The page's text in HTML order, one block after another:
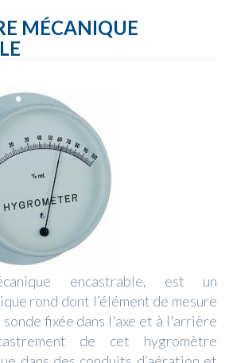
MÉCANIQUE
encastrable, est un
rond dont l’élément de mesure
fixée dans l'axe et à l'arrière
de cet hygromètre